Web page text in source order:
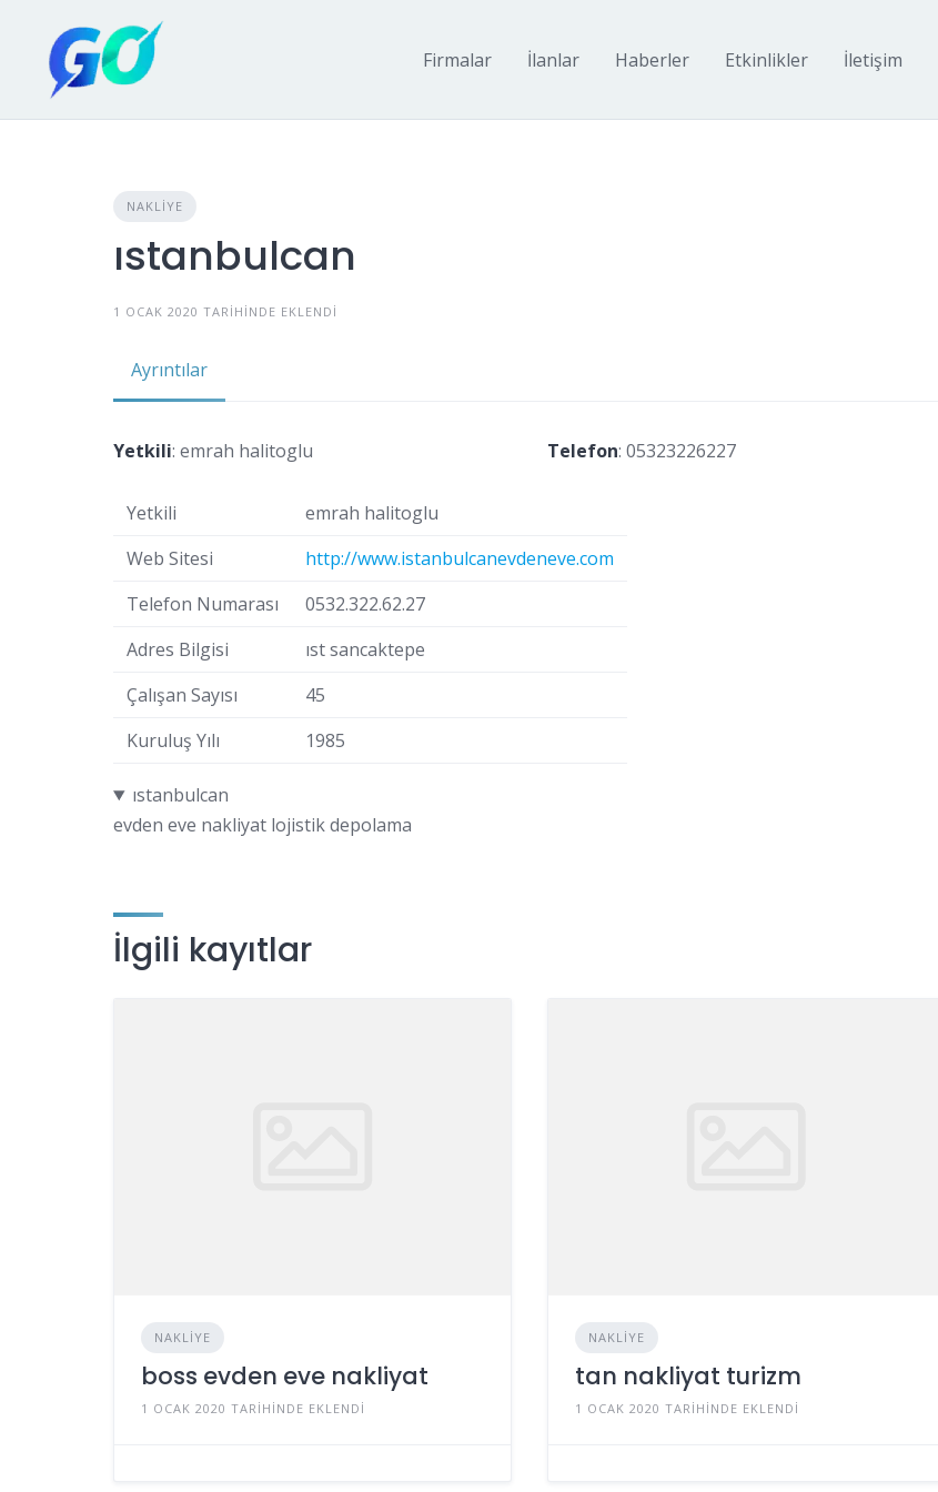
Firmalar İlanlar Haberler Etkinlikler İletişim
NAKLIYE
ıstanbulcan
1 OCAK 2020 TARIHINDE EKLENDI
Ayrıntılar
Yetkili: emrah halitoglu Telefon: 05323226227
Yetkili
emrah halitoglu
Web Sitesi
http://www.istanbulcanevdeneve.com
Telefon Numarası
0532.322.62.27
Adres Bilgisi
ıst sancaktepe
Çalışan Sayısı
45
Kuruluş Yılı
1985
ıstanbulcan
evden eve nakliyat lojistik depolama
İlgili kayıtlar
NAKLIYE
boss evden eve nakliyat
1 OCAK 2020 TARIHINDE EKLENDI
NAKLIYE
tan nakliyat turizm
1 OCAK 2020 TARIHINDE EKLENDI